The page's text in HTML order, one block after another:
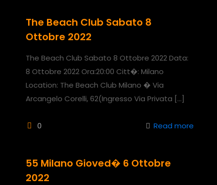
The Beach Club Sabato 8
Ottobre 2022
The Beach Club Sabato 8 Ottobre 2022 Data:
8 Ottobre 2022 Ora:20:00 Citt�: Milano
Location: The Beach Club Milano � Via
Arcangelo Corelli, 62(Ingresso Via Privata […]
0 Read more
55 Milano Gioved� 6 Ottobre
2022